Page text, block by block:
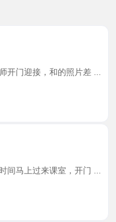
开门迎接，和的照片差 ...
间马上过来课室，开门 ...